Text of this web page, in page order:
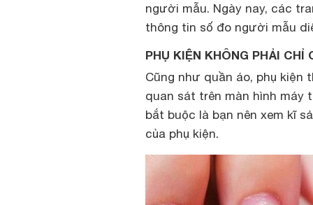
người mẫu. Ngày nay, các
thông tin số đo người mẫu
PHỤ KIỆN KHÔNG PHẢI
Cũng như quần áo, phụ
quan sát trên màn hình máy
bắt buộc là bạn nên xem kĩ
của phụ kiện.